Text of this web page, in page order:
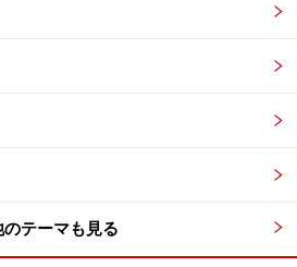
のテーマも見る